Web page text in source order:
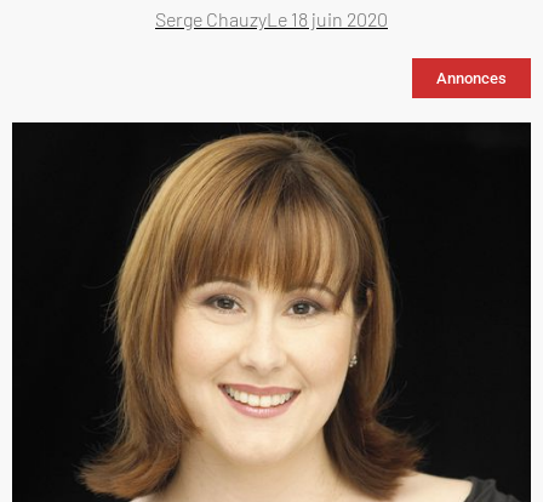
Serge ChauzyLe 18 juin 2020
Annonces